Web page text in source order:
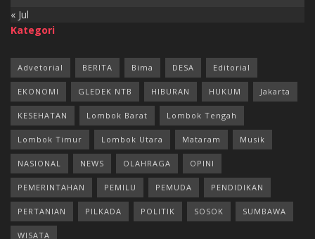
« Jul
Kategori
Advetorial BERITA Bima DESA Editorial
EKONOMI GLEDEK NTB HIBURAN HUKUM Jakarta
KESEHATAN Lombok Barat Lombok Tengah
Lombok Timur Lombok Utara Mataram Musik
NASIONAL NEWS OLAHRAGA OPINI
PEMERINTAHAN PEMILU PEMUDA PENDIDIKAN
PERTANIAN PILKADA POLITIK SOSOK SUMBAWA
WISATA